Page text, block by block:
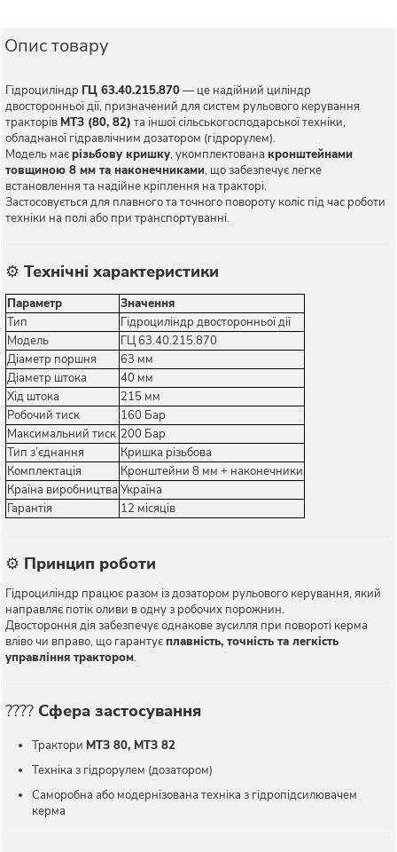
Опис товару
Гідроциліндр ГЦ 63.40.215.870— це надійний циліндр
двосторонньої дії, призначений для систем рульового керування
тракторів МТЗ (80, 82) та іншої сільськогосподарської техніки,
обладнаної гідравлічним дозатором (гідрорулем).
Модель маєрізьбову кришку, укомплектована кронштейнами
товщиною 8 мм та наконечниками, що забезпечує легке
встановлення та надійне кріплення на тракторі.
Застосовується для плавного та точного повороту коліс під час роботи
техніки на полі або при транспортуванні.
⚙️ Технічні характеристики
Параметр
Значення
Тип
Гідроциліндр двосторонньої дії
Модель
ГЦ 63.40.215.870
Діаметр поршня
63 мм
Діаметр штока
40 мм
Хід штока
215 мм
Робочий тиск
160 Бар
Максимальний тиск 200 Бар
Тип з’єднання
Кришка різьбова
Комплектація
Кронштейни 8 мм + наконечники
Країна виробництва Україна
Гарантія
12 місяців
⚙️ Принцип роботи
Гідроциліндр працює разом із дозатором рульового керування, який
направляє потік оливи в одну з робочих порожнин.
Двостороння дія забезпечує однакове зусилля при повороті керма
вліво чи вправо, що гарантуєплавність, точність та легкість
управління трактором.
???? Сфера застосування
Трактори МТЗ 80, МТЗ 82
Техніка з гідрорулем (дозатором)
Саморобна або модернізована техніка з гідропідсилювачем
керма